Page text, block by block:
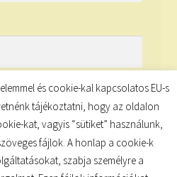
és cookie-kal kapcsolatos EU-s
tájékoztatni, hogy az oldalon
kat, vagyis “sütiket” használunk,
fájlok. A honlap a cookie-k
szabja személyre a